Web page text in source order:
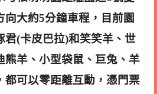
向大約5分鐘車程，目前園
君(卡皮巴拉)和笑笑羊、世
熊羊、小型袋鼠、巨兔、羊
可以零距離互動， 憑門票